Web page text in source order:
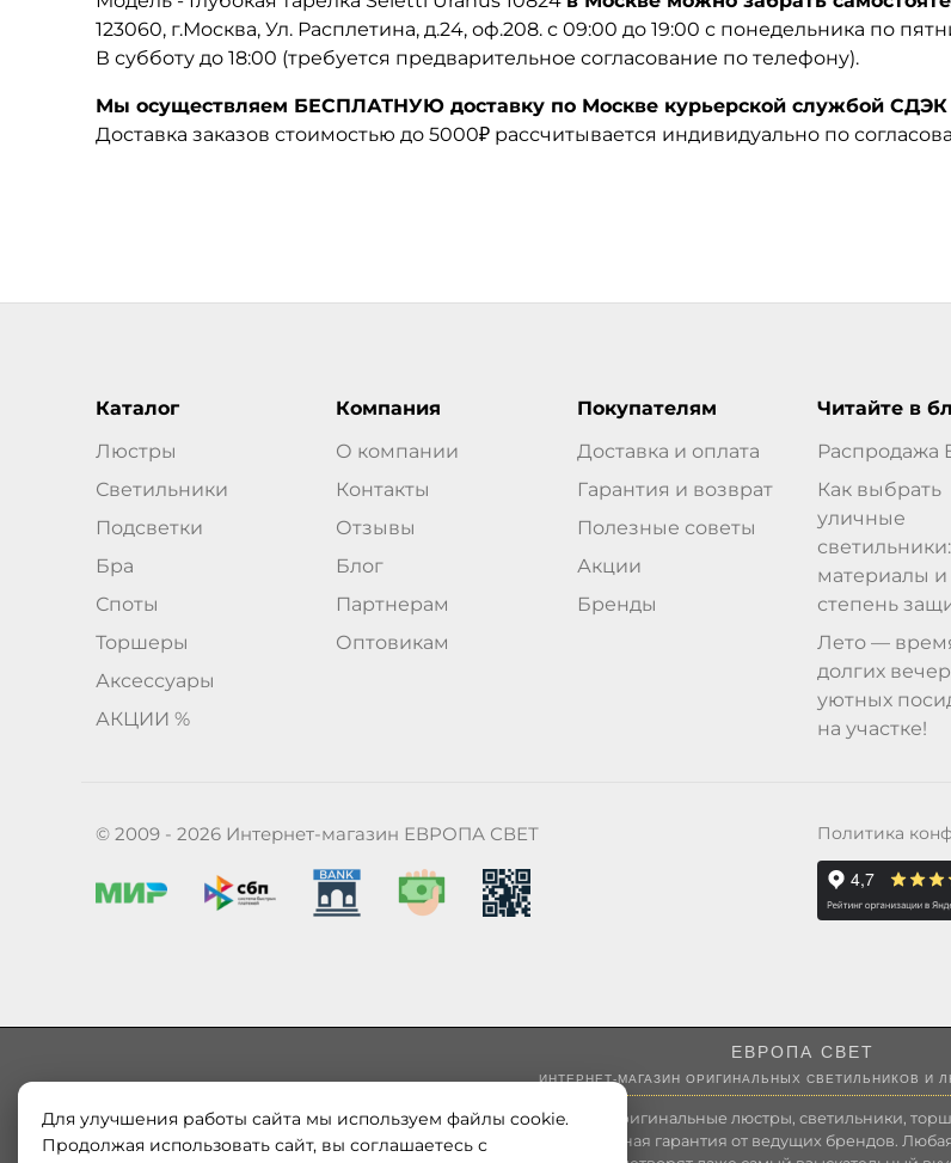
123060, г.Москва, Ул. Расплетина, д.24, оф.208. с 09:00 до 19:00 с понедельника по
В субботу до 18:00 (требуется предварительное согласование по телефону).
Мы осуществляем БЕСПЛАТНУЮ доставку по Москве курьерской службой СДЭК
Доставка заказов стоимостью до 5000₽ рассчитывается индивидуально по
Каталог
Люстры
Светильники
Подсветки
Бра
Споты
Торшеры
Аксессуары
АКЦИИ %
Компания
О компании
Контакты
Отзывы
Блог
Партнерам
Оптовикам
Покупателям
Доставка и оплата
Гарантия и возврат
Полезные советы
Акции
Бренды
Читайте в
Распродажа
Как выбрать
уличные
материалы и
степень
Лето —
долгих
уютных
на участке!
© 2009 - 2026 Интернет-магазин ЕВРОПА СВЕТ Политика
ЕВРОПА СВЕТ
ИНТЕРНЕТ-МАГАЗИН ОРИГИНАЛЬНЫХ СВЕТИЛЬНИКОВ И
Наш магазин «ЕВРОПА СВЕТ» поставляет и продает в России оригинальные люстры, светильники,
Европы и России. Только оригинальная продукция. Полноценная гарантия от ведущих брендов.
Для улучшения работы сайта мы используем файлы cookie.
Продолжая использовать сайт, вы соглашаетесь с